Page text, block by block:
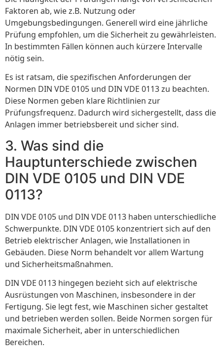
Faktoren ab, wie z.B. Nutzung oder
Umgebungsbedingungen. Generell wird eine jährliche
Prüfung empfohlen, um die Sicherheit zu gewährleisten.
In bestimmten Fällen können auch kürzere Intervalle
nötig sein.
Es ist ratsam, die spezifischen Anforderungen der
Normen DIN VDE 0105 und DIN VDE 0113 zu beachten.
Diese Normen geben klare Richtlinien zur
Prüfungsfrequenz. Dadurch wird sichergestellt, dass die
Anlagen immer betriebsbereit und sicher sind.
3. Was sind die
Hauptunterschiede zwischen
DIN VDE 0105 und DIN VDE
0113?
DIN VDE 0105 und DIN VDE 0113 haben unterschiedliche
Schwerpunkte. DIN VDE 0105 konzentriert sich auf den
Betrieb elektrischer Anlagen, wie Installationen in
Gebäuden. Diese Norm behandelt vor allem Wartung
und Sicherheitsmaßnahmen.
DIN VDE 0113 hingegen bezieht sich auf elektrische
Ausrüstungen von Maschinen, insbesondere in der
Fertigung. Sie legt fest, wie Maschinen sicher gestaltet
und betrieben werden sollen. Beide Normen sorgen für
maximale Sicherheit, aber in unterschiedlichen
Bereichen.